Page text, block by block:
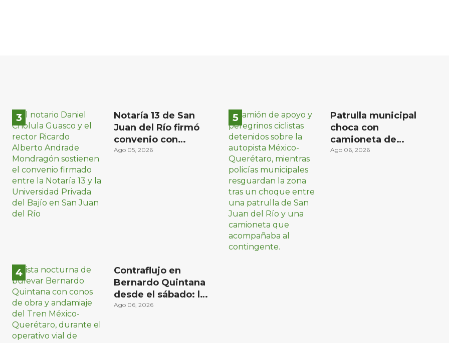
Notaría 13 de San
Juan del Río firmó
convenio con
Universidad Privada
Ago 05, 2026
Contraflujo en
Bernardo Quintana
desde el sábado: la
etapa más compleja
Ago 06, 2026
Patrulla municipal
choca con
camioneta de
peregrinos ciclistas
Ago 06, 2026